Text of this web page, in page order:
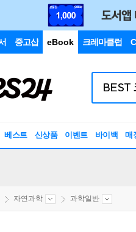
중고샵 eBook 크레마클럽
베스트 신상품 이벤트 바이백 매
자연과학 과학일반